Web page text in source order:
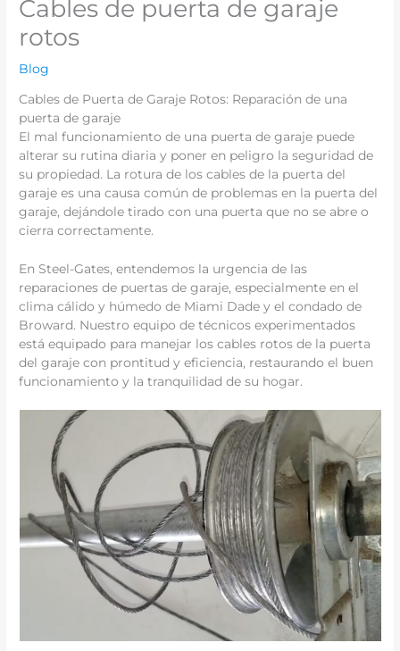
Cables de puerta de garaje
rotos
Blog
Cables de Puerta de Garaje Rotos: Reparación de una
puerta de garaje
El mal funcionamiento de una puerta de garaje puede
alterar su rutina diaria y poner en peligro la seguridad de
su propiedad. La rotura de los cables de la puerta del
garaje es una causa común de problemas en la puerta del
garaje, dejándole tirado con una puerta que no se abre o
cierra correctamente.
En Steel-Gates, entendemos la urgencia de las
reparaciones de puertas de garaje, especialmente en el
clima cálido y húmedo de Miami Dade y el condado de
Broward. Nuestro equipo de técnicos experimentados
está equipado para manejar los cables rotos de la puerta
del garaje con prontitud y eficiencia, restaurando el buen
funcionamiento y la tranquilidad de su hogar.